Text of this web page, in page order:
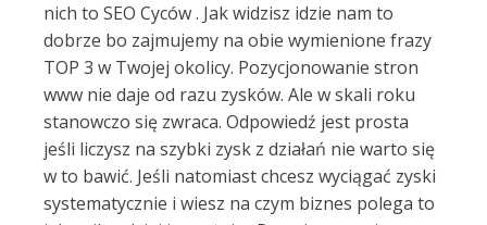
nich to SEO Cyców . Jak widzisz idzie nam to
dobrze bo zajmujemy na obie wymienione frazy
TOP 3 w Twojej okolicy. Pozycjonowanie stron
www nie daje od razu zysków. Ale w skali roku
stanowczo się zwraca. Odpowiedź jest prosta
jeśli liczysz na szybki zysk z działań nie warto się
w to bawić. Jeśli natomiast chcesz wyciągać zyski
systematycznie i wiesz na czym biznes polega to